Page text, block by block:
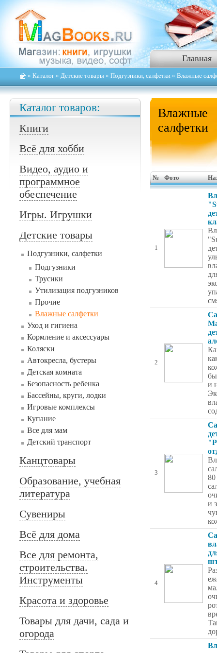
Главная
» Каталог » Детские товары » Подгузники, салфетки » Влажные
Каталог товаров:
Книги
Всё для хобби
Видео, аудио и
программное
обеспечение
Игры. Игрушки
Детские товары
Подгузники, салфетки
Подгузники
Трусики
Утилизация подгузников
Прочие
Влажные салфетки
Уход и гигиена
Кормление и аксессуары
Коляски
Автокресла, бустеры
Детская комната
Безопасность ребенка
Бассейны, круги, лодки
Игровые комплексы
Купание
Все для мам
Детский транспорт
Канцтовары
Образование, учебная
литература
Сувениры
Всё для дома
Все для ремонта,
строительства.
Инструменты
Красота и здоровье
Товары для дачи, сада и
огорода
Влажные
салфетки
№ Фото
1
2
и
3
и
4